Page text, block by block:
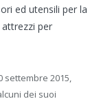
ed utensili per la
per
settembre 2015,
dei suoi